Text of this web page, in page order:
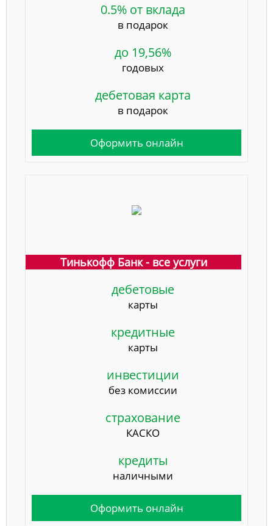
0.5% от вклада
в подарок
до 19,56%
годовых
дебетовая карта
в подарок
Оформить онлайн
Тинькофф Банк - все услуги
дебетовые
карты
кредитные
карты
инвестиции
без комиссии
страхование
КАСКО
кредиты
наличными
Оформить онлайн